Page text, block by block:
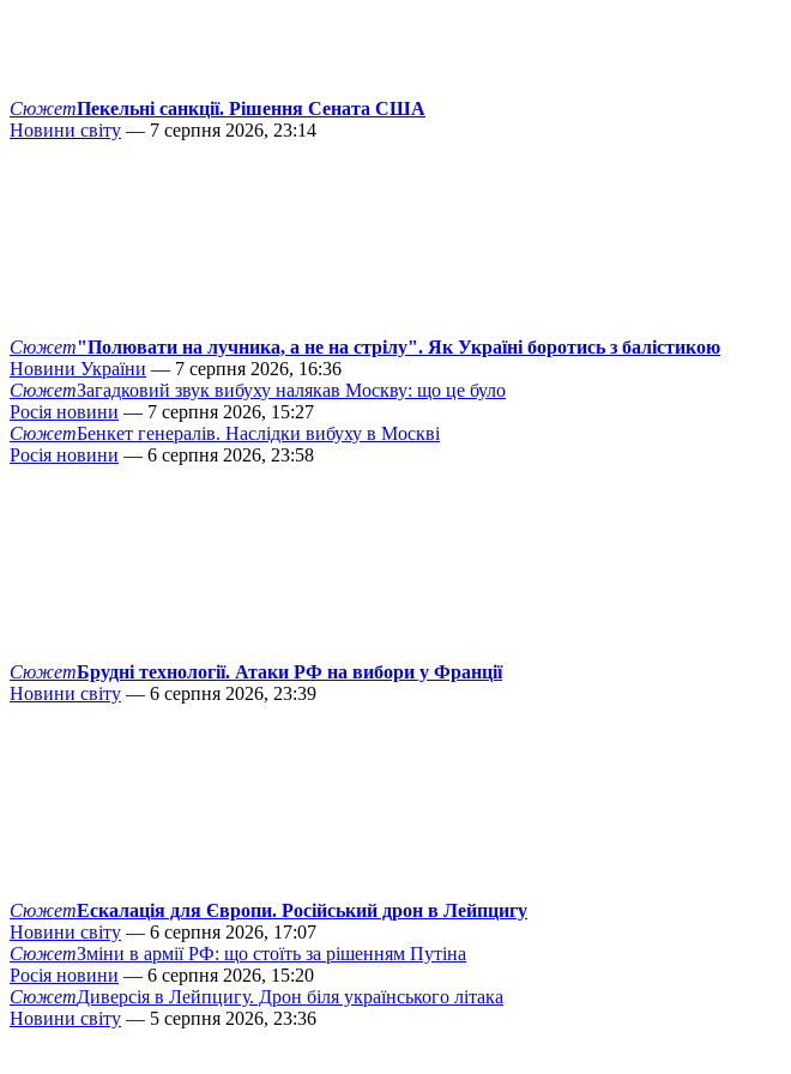
СюжетПекельні санкції. Рішення Сената США
Новини світу — 7 серпня 2026, 23:14
Сюжет"Полювати на лучника, а не на стрілу". Як Україні боротись з балістикою
Новини України — 7 серпня 2026, 16:36
СюжетЗагадковий звук вибуху налякав Москву: що це було
Росія новини — 7 серпня 2026, 15:27
СюжетБенкет генералів. Наслідки вибуху в Москві
Росія новини — 6 серпня 2026, 23:58
СюжетБрудні технології. Атаки РФ на вибори у Франції
Новини світу — 6 серпня 2026, 23:39
СюжетЕскалація для Європи. Російський дрон в Лейпцигу
Новини світу — 6 серпня 2026, 17:07
СюжетЗміни в армії РФ: що стоїть за рішенням Путіна
Росія новини — 6 серпня 2026, 15:20
СюжетДиверсія в Лейпцигу. Дрон біля українського літака
Новини світу — 5 серпня 2026, 23:36